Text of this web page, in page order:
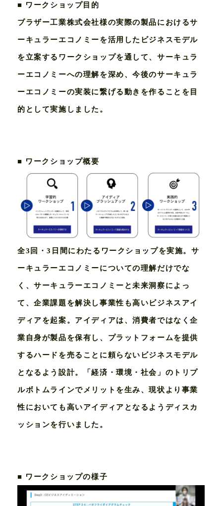
VISION
SERVICE
WORKS
MEMBER
PARTNER
CONTACT
■ ワークショップ⽬的
ブラザー⼯業株式会社様の実際の製品におけるサ
ーキュラーエコノミーを活⽤したビジネスモデル
を⽴案するワークショップを通して、サーキュラ
ーエコノミーへの理解を深め、今後のサーキュラ
ーエコノミーの実装に繋げる動きを作ることを⽬
的として実施しました。
■ ワークショップ概要
全3回・3⽇間にわたるワークショップを実施。サ
ーキュラーエコノミーについての理解だけでな
く、サーキュラーエコノミーと未来洞察によっ
て、企業課題を解決し事業性も⾼いビジネスアイ
ディアを起案。アイディアは、消費者ではなく企
業⾃⾝が製品を保有し、プラットフォームを提供
するハードを売ることに頼らないビジネスモデル
となるよう設計。「経済・環境・社会」のトリプ
ルボトムラインでメリットを⽣み、現状より事業
性においても⾼いアイディアとなるようディスカ
ッションを⾏いました。
■ ワークショップの様⼦